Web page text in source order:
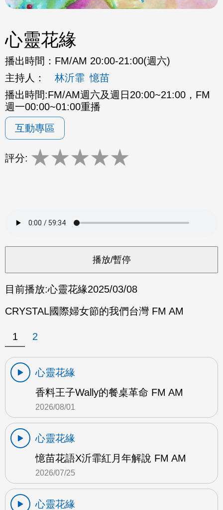
心靈花緣
播出時間： FM/AM 20:00-21:00(週六)
主持人：
林沂霏 憶苗
播出時間:FM/AM週六及週日20:00~21:00，FM
週一00:00~01:00重播
互動專區
評分: ★★★★★
目前播放:心靈花緣2025/03/08
CRYSTAL國際婦女節的我們台灣 FM AM
1 2
心靈花緣
香料王子Wally的餐桌革命 FM AM
2026/08/01
心靈花緣
憶苗花語X沂霏紅月年解說 FM AM
2026/07/25
心靈花緣